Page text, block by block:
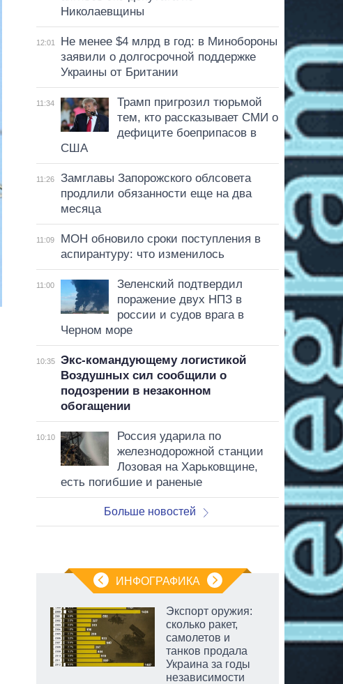
Николаевщины
12:01
Не менее $4 млрд в год: в Минобороны
заявили о долгосрочной поддержке
Украины от Британии
11:34
Трамп пригрозил тюрьмой
тем, кто рассказывает СМИ о
дефиците боеприпасов в
США
11:26
Замглавы Запорожского облсовета
продлили обязанности еще на два
месяца
11:09
МОН обновило сроки поступления в
аспирантуру: что изменилось
11:00
Зеленский подтвердил
поражение двух НПЗ в
россии и судов врага в
Черном море
10:35
Экс-командующему логистикой
Воздушных сил сообщили о
подозрении в незаконном
обогащении
10:10
Россия ударила по
железнодорожной станции
Лозовая на Харьковщине,
есть погибшие и раненые
Больше новостей
ИНФОГРАФИКА
Экспорт оружия:
сколько ракет,
самолетов и
танков продала
Украина за годы
независимости